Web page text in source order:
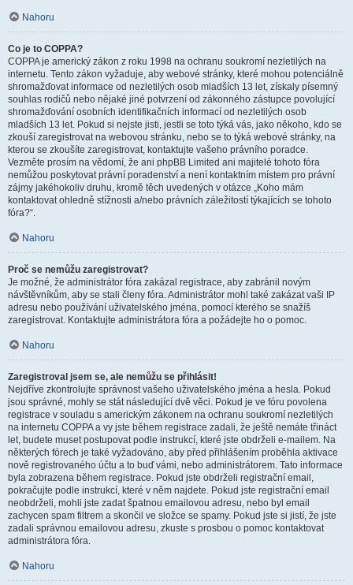
Nahoru
Co je to COPPA?
COPPA je americký zákon z roku 1998 na ochranu soukromí nezletilých na
internetu. Tento zákon vyžaduje, aby webové stránky, které mohou potenciálně
shromažďovat informace od nezletilých osob mladších 13 let, získaly písemný
souhlas rodičů nebo nějaké jiné potvrzení od zákonného zástupce povolující
shromažďování osobních identifikačních informací od nezletilých osob
mladších 13 let. Pokud si nejste jisti, jestli se toto týká vás, jako někoho, kdo se
zkouší zaregistrovat na webovou stránku, nebo se to týká webové stránky, na
kterou se zkoušíte zaregistrovat, kontaktujte vašeho právního poradce.
Vezměte prosím na vědomí, že ani phpBB Limited ani majitelé tohoto fóra
nemůžou poskytovat právní poradenství a není kontaktním místem pro právní
zájmy jakéhokoliv druhu, kromě těch uvedených v otázce „Koho mám
kontaktovat ohledně stížnosti a/nebo právních záležitostí týkajících se tohoto
fóra?“.
Nahoru
Proč se nemůžu zaregistrovat?
Je možné, že administrátor fóra zakázal registrace, aby zabránil novým
návštěvníkům, aby se stali členy fóra. Administrátor mohl také zakázat vaši IP
adresu nebo používání uživatelského jména, pomocí kterého se snažíš
zaregistrovat. Kontaktujte administrátora fóra a požádejte ho o pomoc.
Nahoru
Zaregistroval jsem se, ale nemůžu se přihlásit!
Nejdříve zkontrolujte správnost vašeho uživatelského jména a hesla. Pokud
jsou správné, mohly se stát následující dvě věci. Pokud je ve fóru povolena
registrace v souladu s americkým zákonem na ochranu soukromí nezletilých
na internetu COPPA a vy jste během registrace zadali, že ještě nemáte třináct
let, budete muset postupovat podle instrukcí, které jste obdrželi e-mailem. Na
některých fórech je také vyžadováno, aby před přihlášením proběhla aktivace
nově registrovaného účtu a to buď vámi, nebo administrátorem. Tato informace
byla zobrazena během registrace. Pokud jste obdrželi registrační email,
pokračujte podle instrukcí, které v něm najdete. Pokud jste registrační email
neobdrželi, mohli jste zadat špatnou emailovou adresu, nebo byl email
zachycen spam filtrem a skončil ve složce se spamy. Pokud jste si jistí, že jste
zadali správnou emailovou adresu, zkuste s prosbou o pomoc kontaktovat
administrátora fóra.
Nahoru